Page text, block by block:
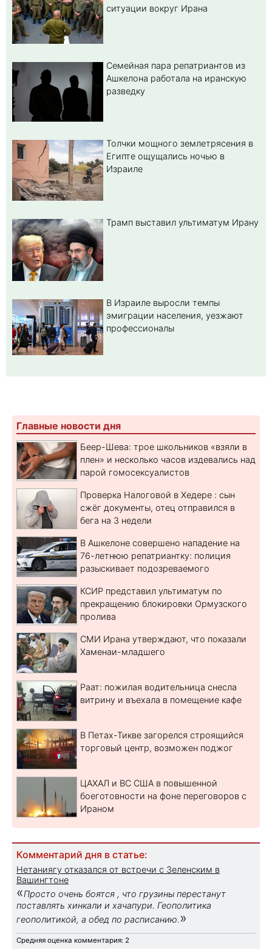
ситуации вокруг Ирана
Семейная пара репатриантов из
Ашкелона работала на иранскую
разведку
Толчки мощного землетрясения в
Египте ощущались ночью в
Израиле
Трамп выставил ультиматум Ирану
В Израиле выросли темпы
эмиграции населения, уезжают
профессионалы
Главные новости дня
Беер-Шева: трое школьников «взяли в
плен» и несколько часов издевались над
парой гомосексуалистов
Проверка Налоговой в Хедере : сын
сжёг документы, отец отправился в
бега на 3 недели
В Ашкелоне совершено нападение на
76-летнюю репатриантку: полиция
разыскивает подозреваемого
КСИР представил ультиматум по
прекращению блокировки Ормузского
пролива
СМИ Ирана утверждают, что показали
Хаменаи-младшего
Раат: пожилая водительница снесла
витрину и въехала в помещение кафе
В Петах-Тикве загорелся строящийся
торговый центр, возможен поджог
ЦАХАЛ и ВС США в повышенной
боеготовности на фоне переговоров с
Ираном
Комментарий дня в статье:
Нетаниягу отказался от встречи с Зеленским в
Вашингтоне
«Просто очень боятся , что грузины перестанут
поставлять хинкали и хачапури. Геополитика
геополитикой, а обед по расписанию. »
Средняя оценка комментария: 2